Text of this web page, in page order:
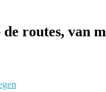
de routes, van